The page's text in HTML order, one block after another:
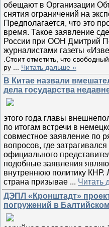
обещают в Организации
снятия ограничений на
Предполагается, что это
время. Такое заявление
России при ООН Дмитрий
журналистами газеты
.Стоит отметить, что
ру
Читать дальше »
В Китае назвали
дела государства
этого года главы
по итогам встречи в
совместное заявление по
вопросов, где
официального
подобные заявления
внутреннюю политику КНР.
страна призывае ... Читать
ДЭПЛ «Кронштадт»
погружений в